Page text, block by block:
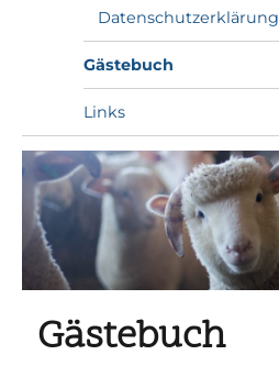
Datenschutzerklärung
Gästebuch
Links
Gästebuch